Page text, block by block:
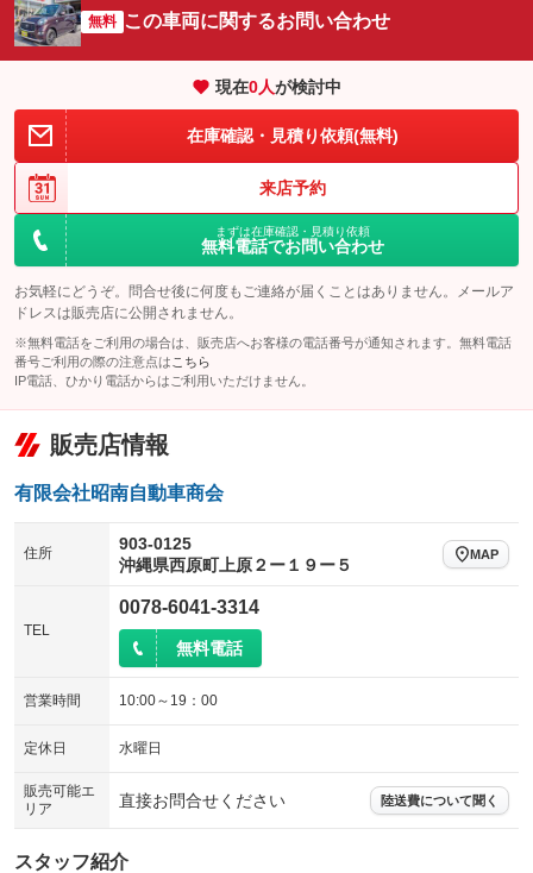
サイドカメラ
：装備なし ルーフレール
：装備なし
：装備なし
：装備なし
無料 この車両に関するお問い合わせ
現在0人が検討中
在庫確認・見積り依頼(無料)
来店予約
まずは在庫確認・見積り依頼
無料電話でお問い合わせ
お気軽にどうぞ。問合せ後に何度もご連絡が届くことはありません。メールア
ドレスは販売店に公開されません。
※無料電話をご利用の場合は、販売店へお客様の電話番号が通知されます。無料電話
番号ご利用の際の注意点は こちら
IP電話、ひかり電話からはご利用いただけません。
販売店情報
有限会社昭南自動車商会
住所
903-0125
沖縄県西原町上原２ー１９ー５
MAP
TEL
0078-6041-3314
無料電話
営業時間 10:00～19：00
定休日 水曜日
販売可能エ
リア
直接お問合せください 陸送費について聞く
スタッフ紹介